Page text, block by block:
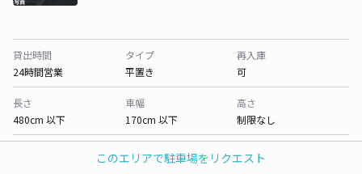
このエリアで駐車場をリクエスト
貸出時間
24時間営業
タイプ
平置き
再入庫
可
長さ
480cm 以下
車幅
170cm 以下
高さ
制限なし
軽自動車コンパクトカー中型車 ワンボックス 大型車・SUV